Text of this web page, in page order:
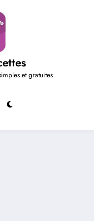
et gratuites